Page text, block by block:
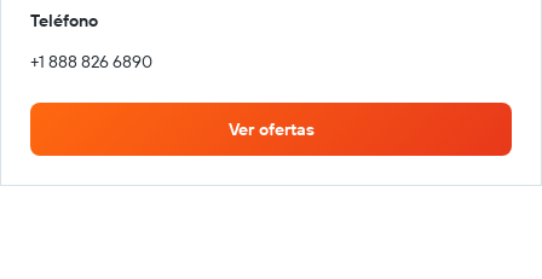
Teléfono
+1 888 826 6890
Ver ofertas